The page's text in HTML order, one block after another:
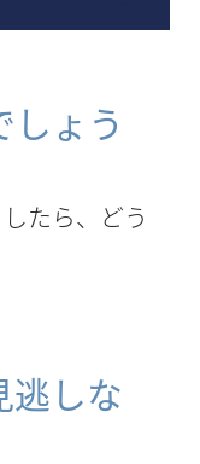
ょう
たら、どう
逃しな